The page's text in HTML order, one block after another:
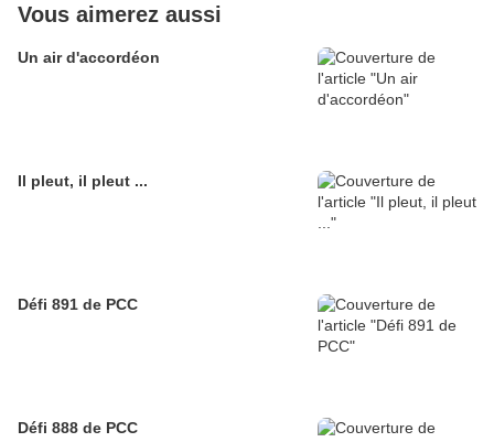
Vous aimerez aussi
Un air d'accordéon
Il pleut, il pleut ...
Défi 891 de PCC
Défi 888 de PCC